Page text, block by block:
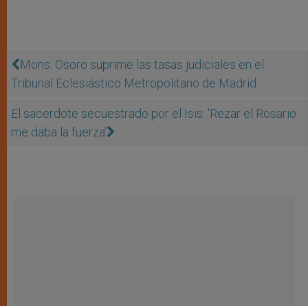
Mons. Osoro suprime las tasas judiciales en el
Tribunal Eclesiástico Metropolitano de Madrid
El sacerdote secuestrado por el Isis: 'Rezar el Rosario
me daba la fuerza'